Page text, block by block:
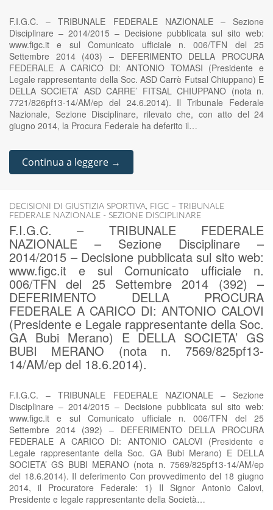
F.I.G.C. – TRIBUNALE FEDERALE NAZIONALE – Sezione
Disciplinare – 2014/2015 – Decisione pubblicata sul sito web:
www.figc.it e sul Comunicato ufficiale n. 006/TFN del 25
Settembre 2014 (403) – DEFERIMENTO DELLA PROCURA
FEDERALE A CARICO DI: ANTONIO TOMASI (Presidente e
Legale rappresentante della Soc. ASD Carrè Futsal Chiuppano) E
DELLA SOCIETA’ ASD CARRE’ FITSAL CHIUPPANO (nota n.
7721/826pf13-14/AM/ep del 24.6.2014). Il Tribunale Federale
Nazionale, Sezione Disciplinare, rilevato che, con atto del 24
giugno 2014, la Procura Federale ha deferito il…
Continua a leggere →
DECISIONI DI GIUSTIZIA SPORTIVA, FIGC – TRIBUNALE
FEDERALE NAZIONALE - SEZIONE DISCIPLINARE
F.I.G.C. – TRIBUNALE FEDERALE
NAZIONALE – Sezione Disciplinare –
2014/2015 – Decisione pubblicata sul sito web:
www.figc.it e sul Comunicato ufficiale n.
006/TFN del 25 Settembre 2014 (392) –
DEFERIMENTO DELLA PROCURA
FEDERALE A CARICO DI: ANTONIO CALOVI
(Presidente e Legale rappresentante della Soc.
GA Bubi Merano) E DELLA SOCIETA’ GS
BUBI MERANO (nota n. 7569/825pf13-
14/AM/ep del 18.6.2014).
F.I.G.C. – TRIBUNALE FEDERALE NAZIONALE – Sezione
Disciplinare – 2014/2015 – Decisione pubblicata sul sito web:
www.figc.it e sul Comunicato ufficiale n. 006/TFN del 25
Settembre 2014 (392) – DEFERIMENTO DELLA PROCURA
FEDERALE A CARICO DI: ANTONIO CALOVI (Presidente e
Legale rappresentante della Soc. GA Bubi Merano) E DELLA
SOCIETA’ GS BUBI MERANO (nota n. 7569/825pf13-14/AM/ep
del 18.6.2014). Il deferimento Con provvedimento del 18 giugno
2014, il Procuratore Federale: 1) Il Signor Antonio Calovi,
Presidente e legale rappresentante della Società…